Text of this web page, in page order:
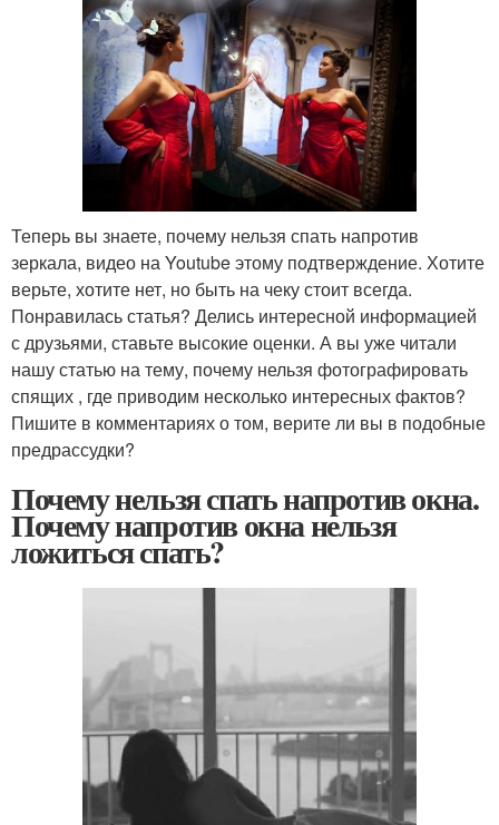
Теперь вы знаете, почему нельзя спать напротив
зеркала, видео на Youtube этому подтверждение. Хотите
верьте, хотите нет, но быть на чеку стоит всегда.
Понравилась статья? Делись интересной информацией
с друзьями, ставьте высокие оценки. А вы уже читали
нашу статью на тему, почему нельзя фотографировать
спящих , где приводим несколько интересных фактов?
Пишите в комментариях о том, верите ли вы в подобные
предрассудки?
Почему нельзя спать напротив окна.
Почему напротив окна нельзя
ложиться спать?